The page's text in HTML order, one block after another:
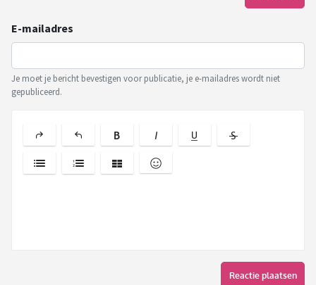
E-mailadres
Je moet je bericht bevestigen voor publicatie, je e-mailadres wordt niet
gepubliceerd.
Reactie plaatsen